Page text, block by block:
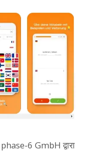
phase-6 GmbH द्वारा